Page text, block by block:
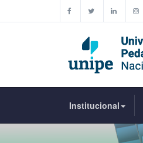
Institucional